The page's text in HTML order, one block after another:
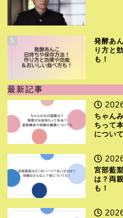
5
発酵あ
り方と
も！
最新記事
ちゃん
ちって
につい
宮部藍
は？両
も！